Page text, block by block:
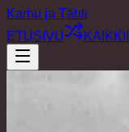
Karhu ja Tähti
ETUSIVU
KAIKKI